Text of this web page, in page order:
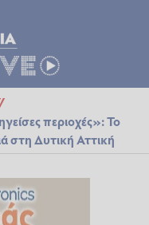
περιοχές»: Το
στη Δυτική Αττική